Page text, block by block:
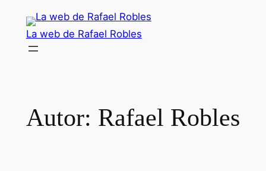
contenido
La web de Rafael Robles
Autor: Rafael Robles